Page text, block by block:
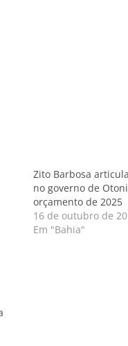
Zito Barbosa
no governo de
orçamento de 2025
16 de outubro de
Em "Bahia"